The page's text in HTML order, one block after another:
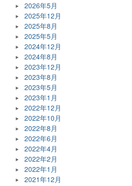
2026年5月
2025年12月
2025年8月
2025年5月
2024年12月
2024年8月
2023年12月
2023年8月
2023年5月
2023年1月
2022年12月
2022年10月
2022年8月
2022年6月
2022年4月
2022年2月
2022年1月
2021年12月